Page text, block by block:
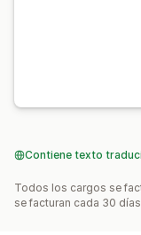
Contiene texto
Todos los cargos se
se facturan cada 30